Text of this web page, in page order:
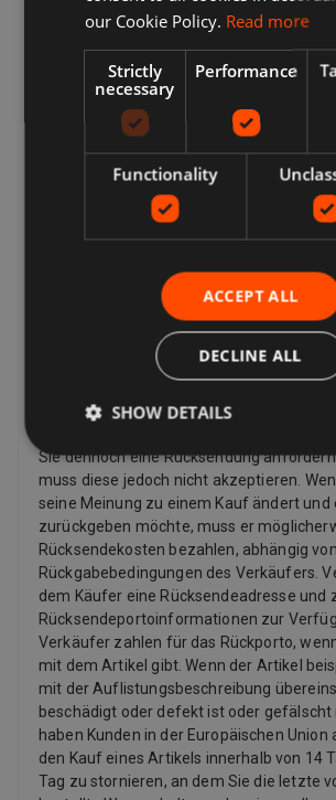
Sie die für Sie am besten geeignete
Versandkosten und den
finden Sie immer in einer Auflistung des
Während der Kaufabwicklung wird eine
der Lieferoptionen angezeigt. Dies
Expressversand, Standardversand,
Click & Collect, kostenlose lokale
davon ab, was Sie zurückgeben möchten,
zurückgeben möchten und welche
der Verkäufer hat. Wenn der Artikel
nicht mit der Auflistungsbeschreibung
können Sie ihn zurückgeben, auch wenn
Rücksendungen akzeptiert. Wenn Sie Ihre
Sie dennoch eine Rücksendung
muss diese jedoch nicht akzeptieren.
seine Meinung zu einem Kauf ändert und
zurückgeben möchte, muss er
Rücksendekosten bezahlen, abhängig
Rückgabebedingungen des Verkäufers.
dem Käufer eine Rücksendeadresse und
Rücksendeportoinformationen zur
Verkäufer zahlen für das Rückporto,
mit dem Artikel gibt. Wenn der Artikel
mit der Auflistungsbeschreibung
beschädigt oder defekt ist oder gefälscht
haben Kunden in der Europäischen Union
den Kauf eines Artikels innerhalb von 14
Tag zu stornieren, an dem Sie die letzte
our Cookie Policy. Read more
Strictly
necessary
Performance
Functionality
ACCEPT ALL
DECLINE ALL
SHOW DETAILS